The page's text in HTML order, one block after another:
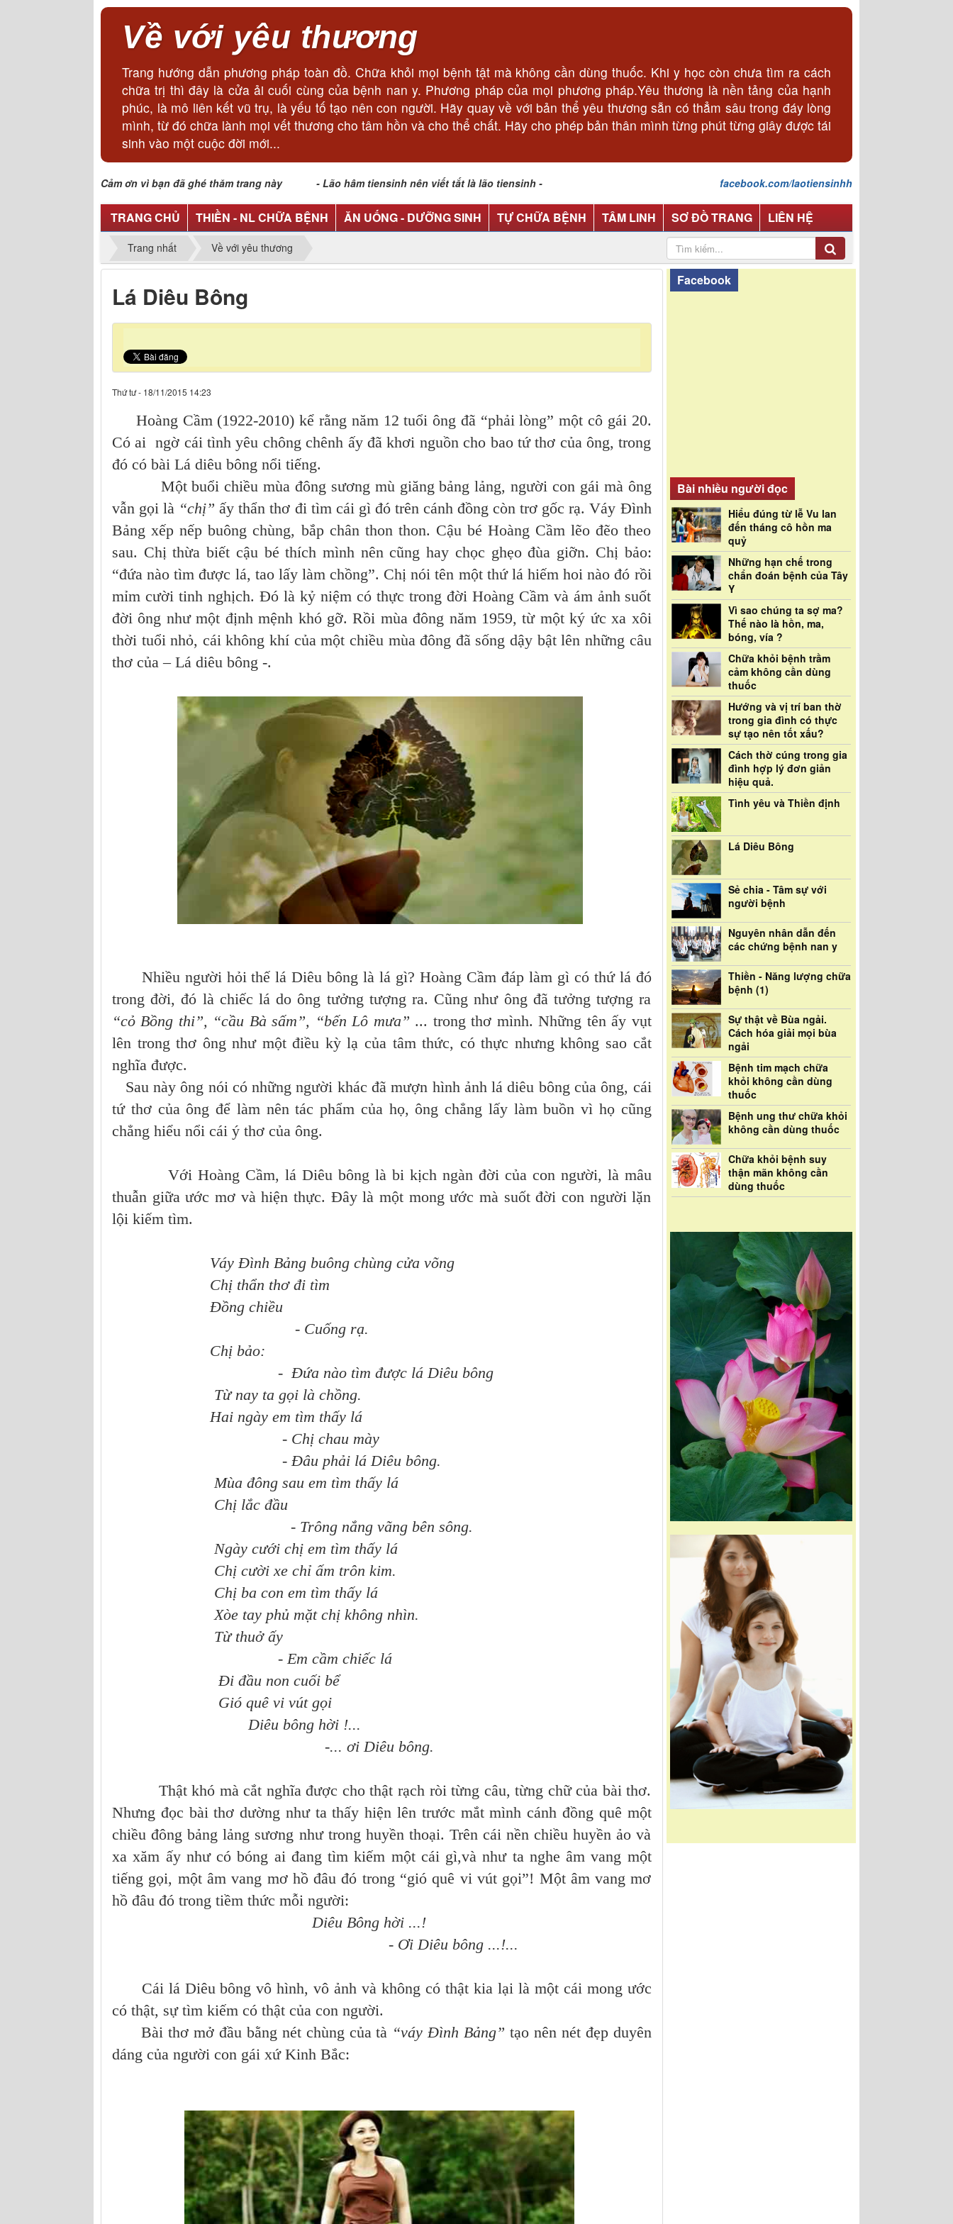
Về với yêu thương
Trang hướng dẫn phương pháp toàn đồ. Chữa khỏi mọi bệnh tật mà không cần dùng thuốc. Khi y học còn chưa tìm ra cách
chữa trị thì đây là cửa ải cuối cùng của bệnh nan y. Phương pháp của mọi phương pháp.Yêu thương là nền tảng của hạnh
phúc, là mô liên kết vũ trụ, là yếu tố tạo nên con người. Hãy quay về với bản thể yêu thương sẵn có thẳm sâu trong đáy lòng
mình, từ đó chữa lành mọi vết thương cho tâm hồn và cho thể chất. Hãy cho phép bản thân mình từng phút từng giây được tái
sinh vào một cuộc đời mới...
Cảm ơn vì bạn đã ghé thăm trang này - Lão hâm tiensinh nên viết tắt là lão tiensinh - facebook.com/laotiensinhh
TRANG CHỦ THIỀN - NL CHỮA BỆNH ĂN UỐNG - DƯỠNG SINH TỰ CHỮA BỆNH TÂM LINH SƠ ĐỒ TRANG LIÊN HỆ
Trang nhất Về với yêu thương
Lá Diêu Bông
Thứ tư - 18/11/2015 14:23
Hoàng Cầm (1922-2010) kể rằng năm 12 tuổi ông đã “phải lòng” một cô gái 20.
Có ai ngờ cái tình yêu chông chênh ấy đã khơi nguồn cho bao tứ thơ của ông, trong
đó có bài Lá diêu bông nổi tiếng.
Một buổi chiều mùa đông sương mù giăng bảng lảng, người con gái mà ông
vẫn gọi là “chị” ấy thẩn thơ đi tìm cái gì đó trên cánh đồng còn trơ gốc rạ. Váy Đình
Bảng xếp nếp buông chùng, bắp chân thon thon. Cậu bé Hoàng Cầm lẽo đẽo theo
sau. Chị thừa biết cậu bé thích mình nên cũng hay chọc ghẹo đùa giỡn. Chị bảo:
“đứa nào tìm được lá, tao lấy làm chồng”. Chị nói tên một thứ lá hiếm hoi nào đó rồi
mỉm cười tinh nghịch. Đó là kỷ niệm có thực trong đời Hoàng Cầm và ám ảnh suốt
đời ông như một định mệnh khó gỡ. Rồi mùa đông năm 1959, từ một ký ức xa xôi
thời tuổi nhỏ, cái không khí của một chiều mùa đông đã sống dậy bật lên những câu
thơ của – Lá diêu bông -.
Nhiều người hỏi thế lá Diêu bông là lá gì? Hoàng Cầm đáp làm gì có thứ lá đó
trong đời, đó là chiếc lá do ông tưởng tượng ra. Cũng như ông đã tưởng tượng ra
“cỏ Bồng thi”, “cầu Bà sấm”, “bến Lô mưa” ... trong thơ mình. Những tên ấy vụt
lên trong thơ ông như một điều kỳ lạ của tâm thức, có thực nhưng không sao cắt
nghĩa được.
Sau này ông nói có những người khác đã mượn hình ảnh lá diêu bông của ông, cái
tứ thơ của ông để làm nên tác phẩm của họ, ông chẳng lấy làm buồn vì họ cũng
chẳng hiểu nổi cái ý thơ của ông.
Với Hoàng Cầm, lá Diêu bông là bi kịch ngàn đời của con người, là mâu
thuẫn giữa ước mơ và hiện thực. Đây là một mong ước mà suốt đời con người lặn
lội kiếm tìm.
Váy Đình Bảng buông chùng cửa võng
Chị thẩn thơ đi tìm
Đồng chiều
- Cuống rạ.
Chị bảo:
- Đứa nào tìm được lá Diêu bông
Từ nay ta gọi là chồng.
Hai ngày em tìm thấy lá
- Chị chau mày
- Đâu phải lá Diêu bông.
Mùa đông sau em tìm thấy lá
Chị lắc đầu
- Trông nắng vãng bên sông.
Ngày cưới chị em tìm thấy lá
Chị cười xe chỉ ấm trôn kim.
Chị ba con em tìm thấy lá
Xòe tay phủ mặt chị không nhìn.
Từ thuở ấy
- Em cầm chiếc lá
Đi đầu non cuối bể
Gió quê vi vút gọi
Diêu bông hời !...
-... ơi Diêu bông.
Thật khó mà cắt nghĩa được cho thật rạch ròi từng câu, từng chữ của bài thơ.
Nhưng đọc bài thơ dường như ta thấy hiện lên trước mắt mình cánh đồng quê một
chiều đông bảng lảng sương như trong huyền thoại. Trên cái nền chiều huyền ảo và
xa xăm ấy như có bóng ai đang tìm kiếm một cái gì,và như ta nghe âm vang một
tiếng gọi, một âm vang mơ hồ đâu đó trong “gió quê vi vút gọi”! Một âm vang mơ
hồ đâu đó trong tiềm thức mỗi người:
Diêu Bông hời ...!
- Ơi Diêu bông ...!...
Cái lá Diêu bông vô hình, vô ảnh và không có thật kia lại là một cái mong ước
có thật, sự tìm kiếm có thật của con người.
Bài thơ mở đầu bằng nét chùng của tà “váy Đình Bảng” tạo nên nét đẹp duyên
dáng của người con gái xứ Kinh Bắc:
Facebook
Bài nhiều người đọc
Hiểu đúng từ lễ Vu lan
đến tháng cô hồn ma
quỷ
Những hạn chế trong
chẩn đoán bệnh của Tây
Y
Vì sao chúng ta sợ ma?
Thế nào là hồn, ma,
bóng, vía ?
Chữa khỏi bệnh trầm
cảm không cần dùng
thuốc
Hướng và vị trí ban thờ
trong gia đình có thực
sự tạo nên tốt xấu?
Cách thờ cúng trong gia
đình hợp lý đơn giản
hiệu quả.
Tình yêu và Thiền định
Lá Diêu Bông
Sẻ chia - Tâm sự với
người bệnh
Nguyên nhân dẫn đến
các chứng bệnh nan y
Thiền - Năng lượng chữa
bệnh (1)
Sự thật về Bùa ngải.
Cách hóa giải mọi bùa
ngải
Bệnh tim mạch chữa
khỏi không cần dùng
thuốc
Bệnh ung thư chữa khỏi
không cần dùng thuốc
Chữa khỏi bệnh suy
thận mãn không cần
dùng thuốc